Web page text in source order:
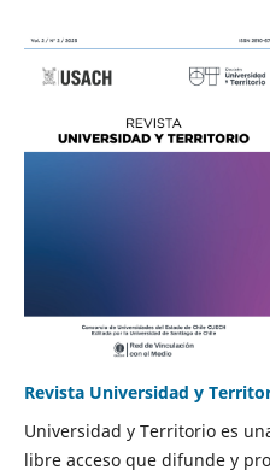
Revista Universidad y
Universidad y Territorio es
libre acceso que difunde y